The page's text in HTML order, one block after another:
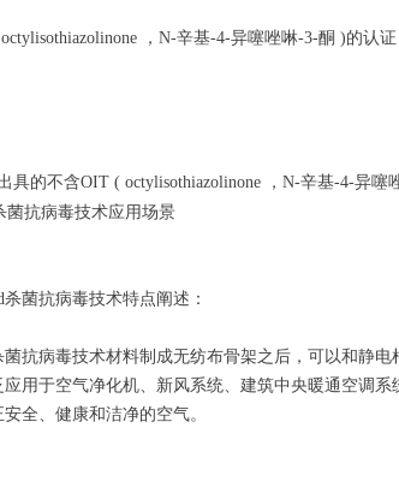
具的不含OIT ( octylisothiazolinone ，N-辛基-4-异噻
杀菌抗病毒技术特点阐述：
菌抗病毒技术材料制成无纺布骨架之后，可以和静
用于空气净化机、新风系统、建筑中央暖通空调
全、健康和洁净的空气。